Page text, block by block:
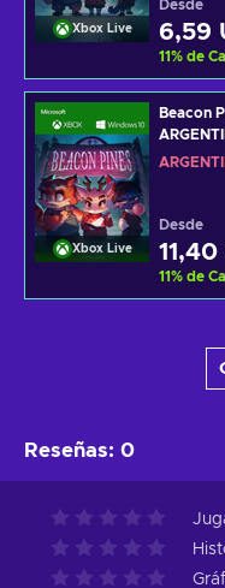
Xbox Live
Desde
6,59
11% de
Xbox Live
Beacon
Desde
11,40
11% de
Reseñas: 0